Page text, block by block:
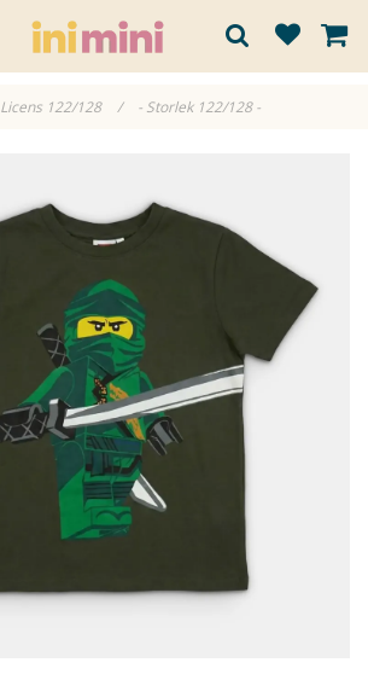
Licens 122/128 / - Storlek 122/128 -